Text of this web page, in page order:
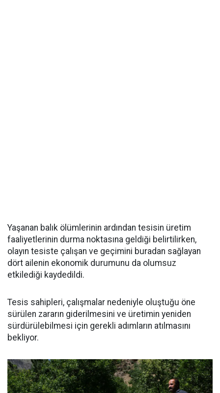
Yaşanan balık ölümlerinin ardından tesisin üretim
faaliyetlerinin durma noktasına geldiği belirtilirken,
olayın tesiste çalışan ve geçimini buradan sağlayan
dört ailenin ekonomik durumunu da olumsuz
etkilediği kaydedildi.
Tesis sahipleri, çalışmalar nedeniyle oluştuğu öne
sürülen zararın giderilmesini ve üretimin yeniden
sürdürülebilmesi için gerekli adımların atılmasını
bekliyor.